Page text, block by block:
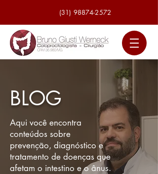
(31) 98874-2572
BLOG
Aqui você encontra
conteúdos sobre
prevenção, diagnóstico e
tratamento de doenças que
afetam o intestino e o ânus.